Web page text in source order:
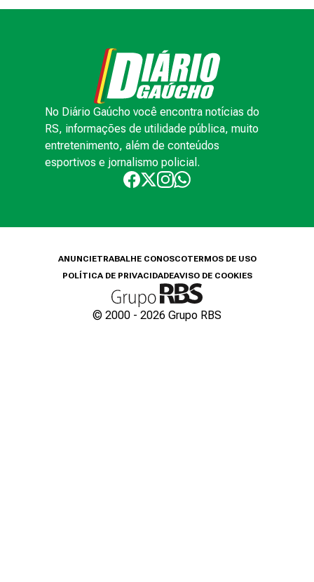
No Diário Gaúcho você encontra notícias do
RS, informações de utilidade pública, muito
entretenimento, além de conteúdos
esportivos e jornalismo policial.
ANUNCIETRABALHE CONOSCOTERMOS DE USO
POLÍTICA DE PRIVACIDADEAVISO DE COOKIES
© 2000 - 2026 Grupo RBS